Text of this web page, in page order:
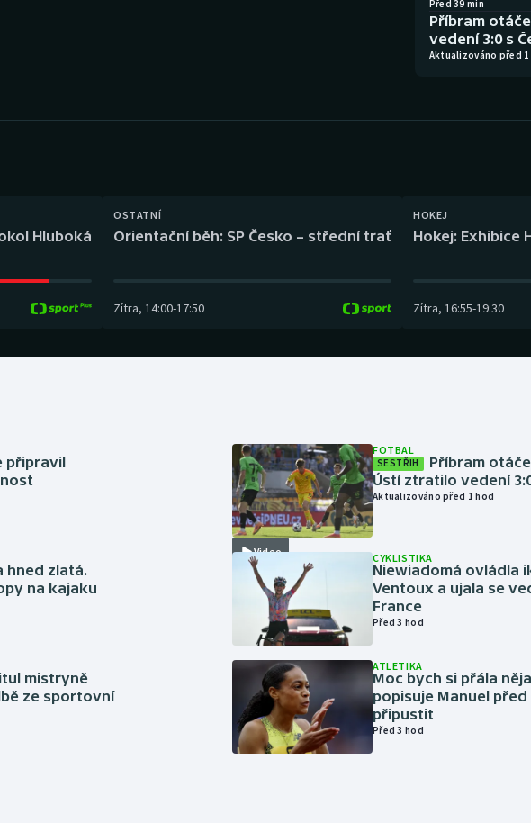
Plážový volejbal
Před 39 min
Příbram
vedení 3:0 s
Aktualizováno před
Hluboká
OSTATNÍ
Orientační běh: SP Česko – střední trať
Zítra, 14:00-17:50
HOKEJ
Hokej: Exhibice
Zítra, 16:55-19:30
připravil
hned zlatá.
na kajaku
mistryně
ze sportovní
Video
FOTBAL
SESTŘIH
Příbram
Ústí ztratilo vedení
Aktualizováno před 1 hod
CYKLISTIKA
Niewiadomá ovládla
Ventoux a ujala se
France
Před 3 hod
ATLETIKA
Moc bych si přála
popisuje Manuel před
připustit
Před 3 hod